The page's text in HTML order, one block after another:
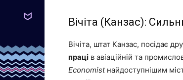
Вічіта (Канзас):
Вічіта, штат Канзас, посідає
праці в авіаційній та
Economistнайдоступнішим